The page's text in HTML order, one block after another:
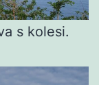
s kolesi.